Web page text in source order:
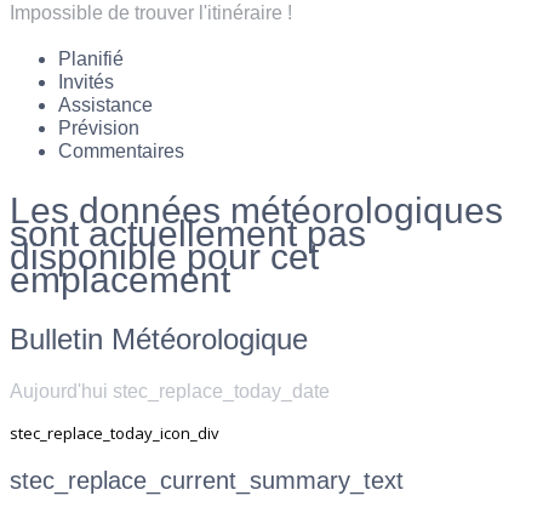
Impossible de trouver l'itinéraire !
Planifié
Invités
Assistance
Prévision
Commentaires
Les données météorologiques
sont actuellement pas
disponible pour cet
emplacement
Bulletin Météorologique
Aujourd'hui stec_replace_today_date
stec_replace_today_icon_div
stec_replace_current_summary_text